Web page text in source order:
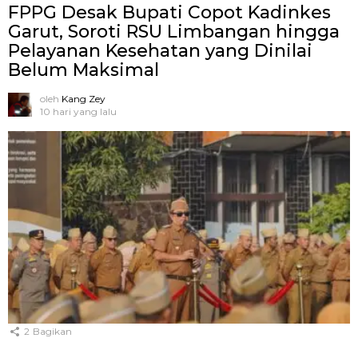
FPPG Desak Bupati Copot Kadinkes
Garut, Soroti RSU Limbangan hingga
Pelayanan Kesehatan yang Dinilai
Belum Maksimal
oleh Kang Zey
10 hari yang lalu
2 Bagikan